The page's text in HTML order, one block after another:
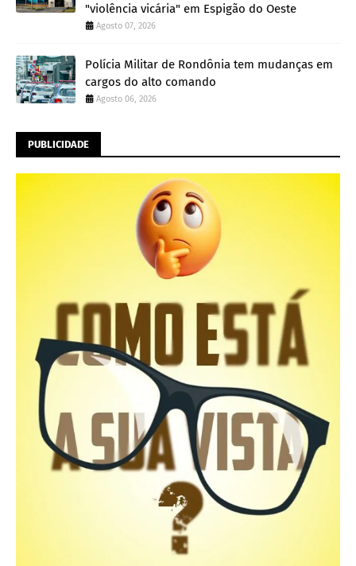
"violência vicária" em Espigão do Oeste
Agosto 07, 2026
Polícia Militar de Rondônia tem mudanças em
cargos do alto comando
Agosto 06, 2026
PUBLICIDADE